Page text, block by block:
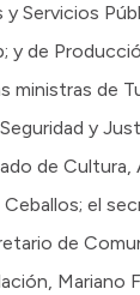
Servicios
y de
ministras de
y
de Cultura,
el
de
Mariano